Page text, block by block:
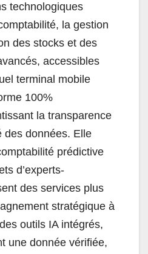
technologiques
la gestion
des stocks et des
accessibles
terminal mobile
100%
la transparence
des données. Elle
prédictive
d’experts-
des services plus
stratégique à
outils IA intégrés,
une donnée vérifiée,